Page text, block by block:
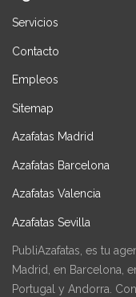
Servicios
Contacto
Empleos
Sitemap
Azafatas Madrid
Azafatas Barcelona
Azafatas Valencia
Azafatas Sevilla
PubliAzafatas, es tu
Madrid, en Barcelona,
Portugal y Andorra.